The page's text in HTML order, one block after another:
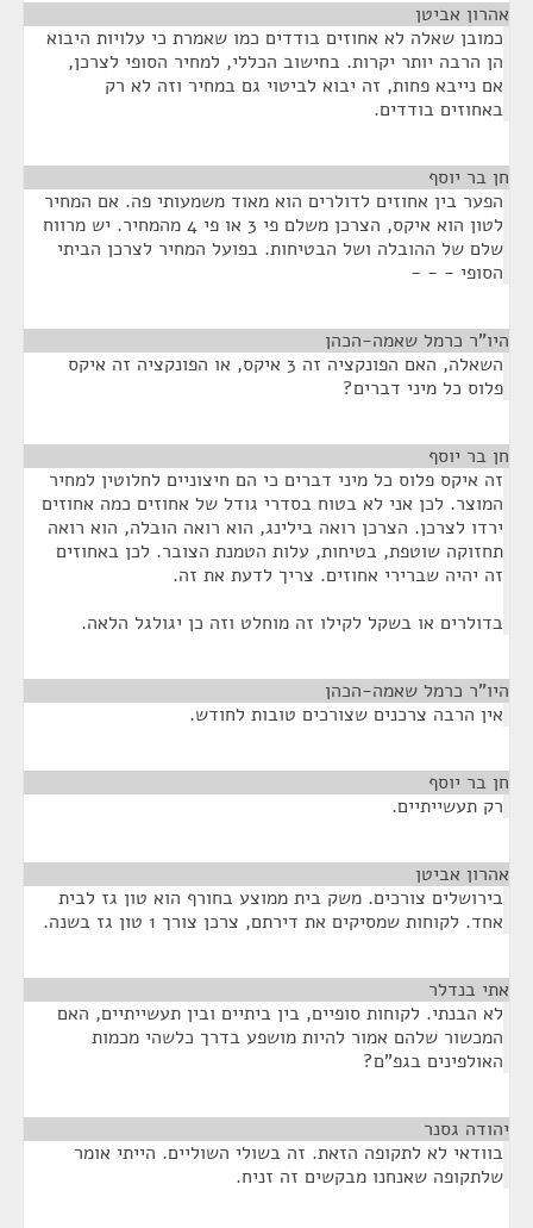
אהרון אביטן
כמובן שאלה לא אחוזים בודדים כמו שאמרת כי עלויות היבוא
הן הרבה יותר יקרות. בחישוב הכללי, למחיר הסופי לצרכן,
אם נייבא פחות, זה יבוא לביטוי גם במחיר וזה לא רק
באחוזים בודדים.
חן בר יוסף
הפער בין אחוזים לדולרים הוא מאוד משמעותי פה. אם המחיר
לטון הוא איקס, הצרכן משלם פי 3 או פי 4 מהמחיר. יש מרווח
שלם של ההובלה ושל הבטיחות. בפועל המחיר לצרכן הביתי
הסופי - - -
היו"ר כרמל שאמה-הכהן
השאלה, האם הפונקציה זה 3 איקס, או הפונקציה זה איקס
פלוס כל מיני דברים?
חן בר יוסף
זה איקס פלוס כל מיני דברים כי הם חיצוניים לחלוטין למחיר
המוצר. לכן אני לא בטוח בסדרי גודל של אחוזים כמה אחוזים
ירדו לצרכן. הצרכן רואה בילינג, הוא רואה הובלה, הוא רואה
תחזוקה שוטפת, בטיחות, עלות הטמנת הצובר. לכן באחוזים
זה יהיה שברירי אחוזים. צריך לדעת את זה.
בדולרים או בשקל לקילו זה מוחלט וזה כן יגולגל הלאה.
היו"ר כרמל שאמה-הכהן
אין הרבה צרכנים שצורכים טובות לחודש.
חן בר יוסף
רק תעשייתיים.
אהרון אביטן
בירושלים צורכים. משק בית ממוצע בחורף הוא טון גז לבית
אחד. לקוחות שמסיקים את דירתם, צרכן צורך 1 טון גז בשנה.
אתי בנדלר
לא הבנתי. לקוחות סופיים, בין ביתיים ובין תעשייתיים, האם
המכשור שלהם אמור להיות מושפע בדרך כלשהי מכמות
האולפינים בגפ"ם?
יהודה גסנר
בוודאי לא לתקופה הזאת. זה בשולי השוליים. הייתי אומר
שלתקופה שאנחנו מבקשים זה זניח.